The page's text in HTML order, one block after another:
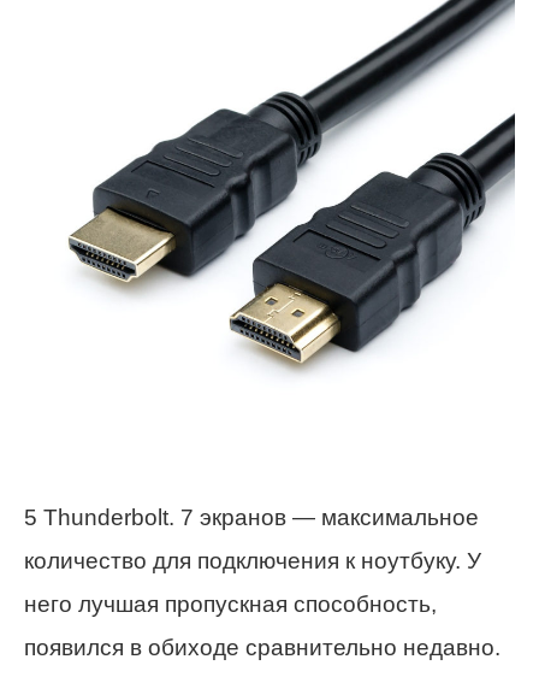
5 Thunderbolt. 7 экранов — максимальное
количество для подключения к ноутбуку. У
него лучшая пропускная способность,
появился в обиходе сравнительно недавно.